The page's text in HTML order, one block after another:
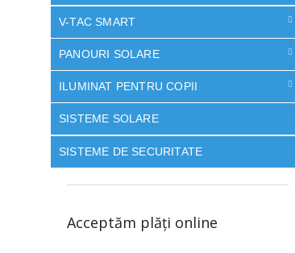
V-TAC SMART
PANOURI SOLARE
ILUMINAT PENTRU COPII
SISTEME SOLARE
SISTEME DE SECURITATE
Acceptăm plăţi online